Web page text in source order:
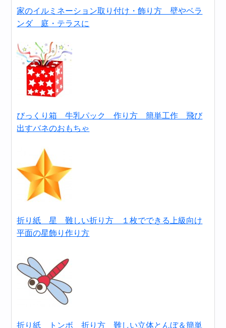
家のイルミネーション取り付け・飾り方 壁やベラ
ンダ 庭・テラスに
びっくり箱 牛乳パック 作り方 簡単工作 飛び
出すバネのおもちゃ
折り紙 星 難しい折り方 １枚でできる上級向け
平面の星飾り作り方
折り紙 トンボ 折り方 難しい立体とんぼ＆簡単